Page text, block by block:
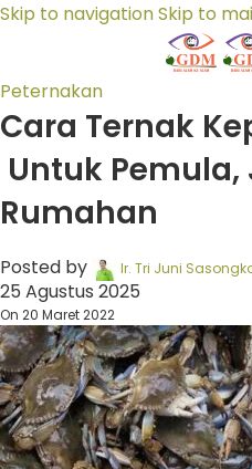
Skip to navigationSkip to
Peternakan
Cara Ternak
Untuk Pemula,
Rumahan
Posted by Ir. Tri Juni
25 Agustus 2025
On 20 Maret 2022